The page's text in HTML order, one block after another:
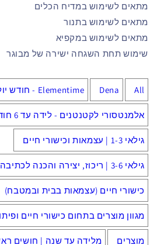
מתאים לשימוש במדיח הכלים
מתאים לשימוש בתנור
מתאים לשימוש במקפיא
שימוש תחת השגחה ישירה של מבוגר
All
Dena Elementime - חודש יולי 2026
אלמנטסורי לקטנטנים - לידה עד 6 חודשים
גילאי 1-3 | עצמאות וכישורי חיים
גילאי 3-6 | ריכוז, יצירה והכנה לכתיבה
כישורי חיים (עצמאות בבית ובמטבח)
מגוון מוצרים בתחום כישורי חיים
מוצרים מלידה עד שנה | חושים